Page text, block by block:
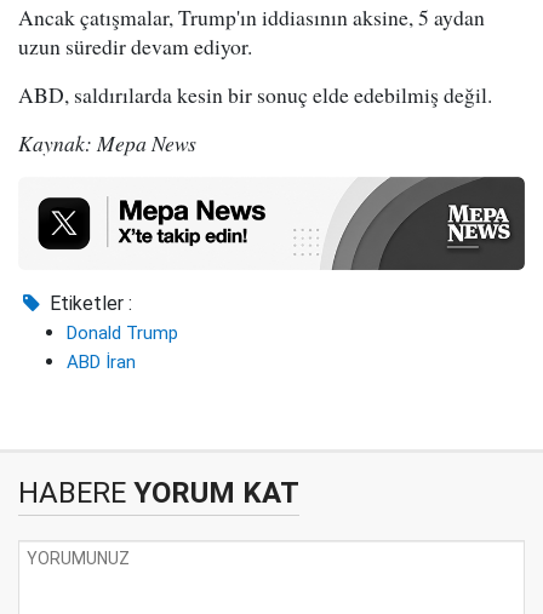
Ancak çatışmalar, Trump'ın iddiasının aksine, 5 aydan
uzun süredir devam ediyor.
ABD, saldırılarda kesin bir sonuç elde edebilmiş değil.
Kaynak: Mepa News
Etiketler :
Donald Trump
ABD İran
HABERE YORUM KAT